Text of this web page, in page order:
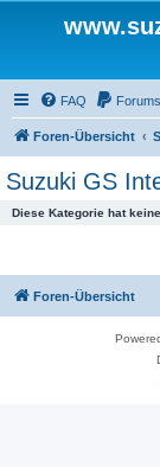
FAQ
Foren-Übersicht
Suzuki GS
Diese Kategorie hat
Foren-Übersicht